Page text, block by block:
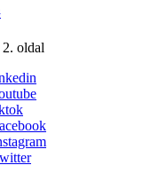
2. oldal